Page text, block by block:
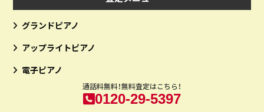
グランドピアノ
アップライトピアノ
電子ピアノ
通話料無料！無料査定はこちら！
0120-29-5397